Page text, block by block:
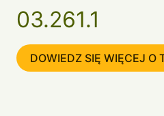
03.261.1
DOWIEDZ SIĘ WIĘCEJ O